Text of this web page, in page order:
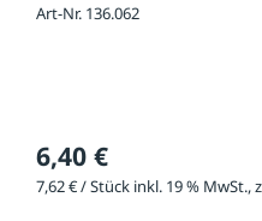
Art-Nr. 136.062
6,40 €
7,62 € / Stück inkl. 19 % MwSt.,